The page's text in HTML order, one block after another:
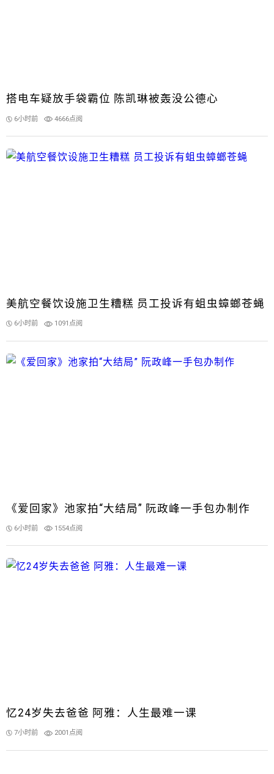
搭电车疑放手袋霸位 陈凯琳被轰没公德心
6小时前 4666点阅
美航空餐饮设施卫生糟糕 员工投诉有蛆虫蟑螂苍蝇
6小时前 1091点阅
《爱回家》池家拍“大结局” 阮政峰一手包办制作
6小时前 1554点阅
忆24岁失去爸爸 阿雅：人生最难一课
7小时前 2001点阅